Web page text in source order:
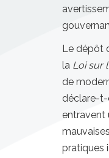
Le dépôt
la Loi sur
de
déclare-t-
entravent
pratiques